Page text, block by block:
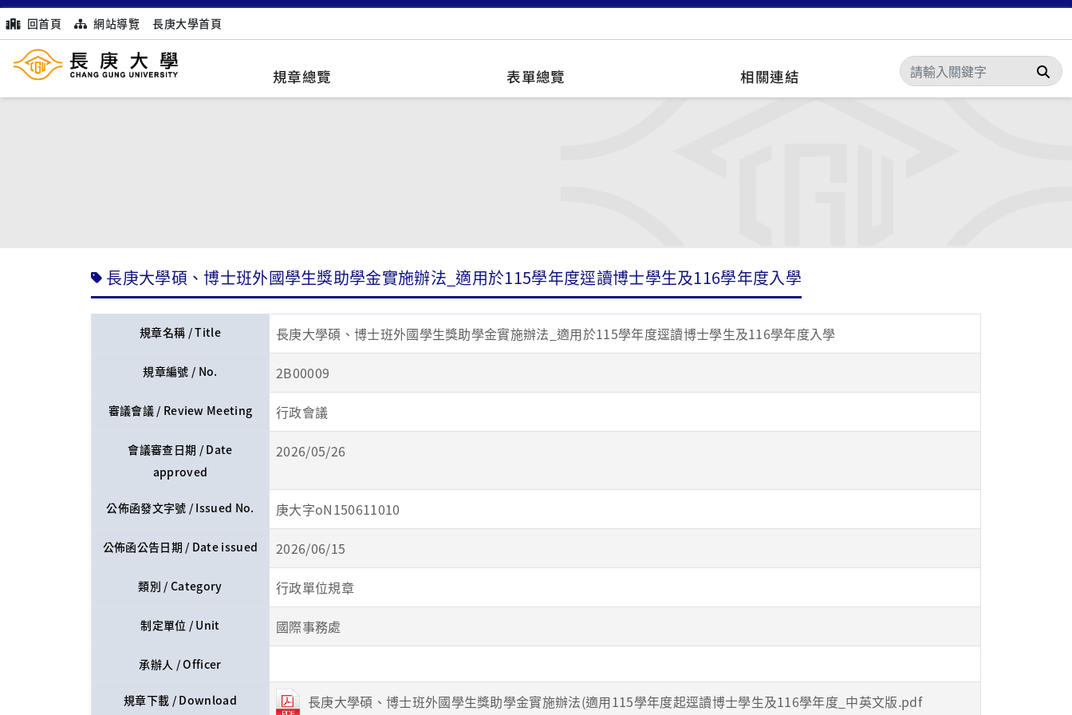
回首頁 網站導覽 長庚大學首頁
規章總覽 表單總覽 相關連結 搜
長庚大學碩、博士班外國學生獎助學金實施辦法_適用於115學年度逕讀博士學生及116學年度入學
規章名稱 / Title 長庚大學碩、博士班外國學生獎助學金實施辦法_適用於115學年度逕讀博士學生及116學年度入學
規章編號 / No. 2B00009
審議會議 / Review Meeting 行政會議
會議審查日期 / Date
approved
2026/05/26
公佈函發文字號 / Issued No. 庚大字oN150611010
公佈函公告日期 / Date issued 2026/06/15
類別 / Category 行政單位規章
制定單位 / Unit 國際事務處
承辦人 / Officer
規章下載 / Download 長庚大學碩、博士班外國學生獎助學金實施辦法(適用115學年度起逕讀博士學生及116學年度_中英文版.pdf